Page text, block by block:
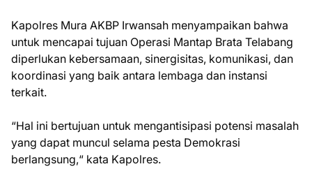
Kapolres Mura AKBP Irwansah menyampaikan bahwa
untuk mencapai tujuan Operasi Mantap Brata Telabang
diperlukan kebersamaan, sinergisitas, komunikasi, dan
koordinasi yang baik antara lembaga dan instansi
terkait.
“Hal ini bertujuan untuk mengantisipasi potensi masalah
yang dapat muncul selama pesta Demokrasi
berlangsung,“ kata Kapolres.